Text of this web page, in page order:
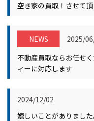
空き家の買取！させて頂
NEWS
2025/
不動産買取ならお任せ
ィーに対応します
2024/12/02
嬉しいことがありました